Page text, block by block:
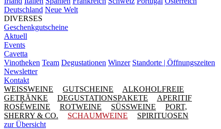
Deutschland Neue Welt
DIVERSES
Geschenkgutscheine
Aktuell
Events
Cavetta
Vinotheken Team Degustationen Winzer Standorte | Öffnungszeiten
Newsletter
Kontakt
WEISSWEINE
GUTSCHEINE
ALKOHOLFREIE
GETRÄNKE
DEGUSTATIONSPAKETE
APERITIF
ROSÉWEINE
ROTWEINE SÜSSWEINE
PORT,
SHERRY & CO.
SCHAUMWEINE
SPIRITUOSEN
zur Übersicht